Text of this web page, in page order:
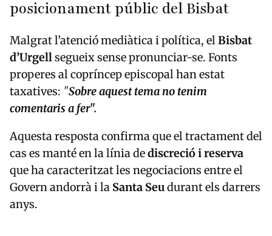
posicionament públic del Bisbat
Malgrat l’atenció mediàtica i política, elBisbat
d’Urgellsegueix sense pronunciar-se. Fonts
properes al copríncep episcopal han estat
taxatives: "Sobre aquest tema no tenim
comentaris a fer".
Aquesta resposta confirma que el tractament del
cas es manté en la línia dediscreció i reserva
que ha caracteritzat les negociacions entre el
Govern andorrà i la Santa Seudurant els darrers
anys.